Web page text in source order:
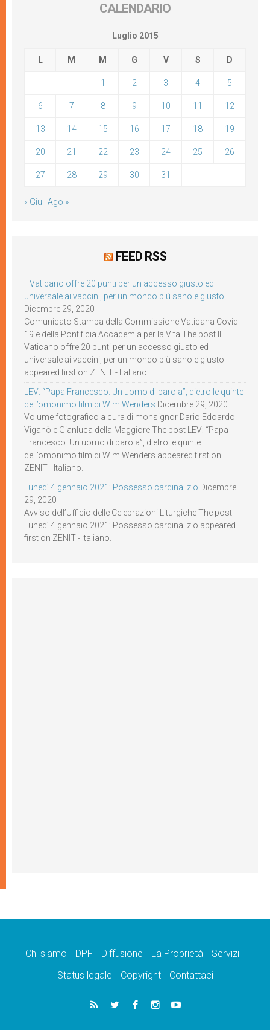
CALENDARIO
Luglio 2015
L M M G V S D
1 2 3 4 5
6 7 8 9 10 11 12
13 14 15 16 17 18 19
20 21 22 23 24 25 26
27 28 29 30 31
« Giu Ago »
FEED RSS
Il Vaticano offre 20 punti per un accesso giusto ed
universale ai vaccini, per un mondo più sano e giusto
Dicembre 29, 2020
Comunicato Stampa della Commissione Vaticana Covid-
19 e della Pontificia Accademia per la Vita The post Il
Vaticano offre 20 punti per un accesso giusto ed
universale ai vaccini, per un mondo più sano e giusto
appeared first on ZENIT - Italiano.
LEV: “Papa Francesco. Un uomo di parola”, dietro le quinte
dell’omonimo film di Wim Wenders Dicembre 29, 2020
Volume fotografico a cura di monsignor Dario Edoardo
Viganò e Gianluca della Maggiore The post LEV: “Papa
Francesco. Un uomo di parola”, dietro le quinte
dell’omonimo film di Wim Wenders appeared first on
ZENIT - Italiano.
Lunedì 4 gennaio 2021: Possesso cardinalizio Dicembre
29, 2020
Avviso dell’Ufficio delle Celebrazioni Liturgiche The post
Lunedì 4 gennaio 2021: Possesso cardinalizio appeared
first on ZENIT - Italiano.
Chi siamo DPF Diffusione La Proprietà
Servizi
Status legale
Copyright Contattaci